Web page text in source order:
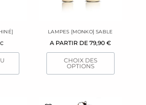
LAMPES [MONKO] SABLE
A PARTIR DE 79,90 €
CHOIX DES
OPTIONS
la
du